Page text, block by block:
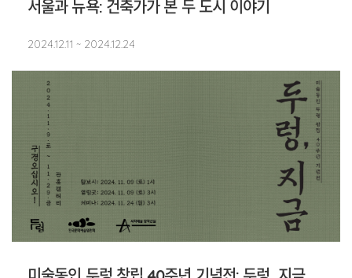
서울과 뉴욕: 건축가가 본 두 도시 이야기
2024.12.11 ~ 2024.12.24